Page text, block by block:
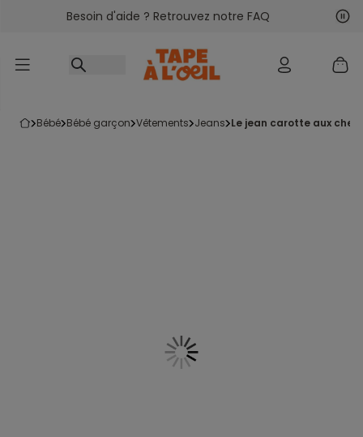
Accéder au contenu
Besoin d'aide ? Retrouvez notre FAQ
bébé bébé garçon vêtements jeans le jean carotte aux